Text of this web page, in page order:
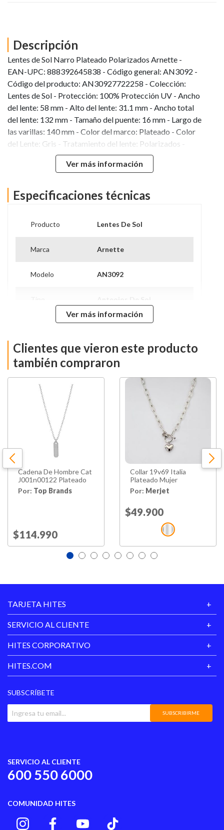
Descripción
Lentes de Sol Narro Plateado Polarizados Arnette -
EAN-UPC: 888392645838 - Código general: AN3092 -
Código del producto: AN30927722258 - Colección:
Lentes de Sol - Protección: 100% Protección UV - Ancho
del lente: 58 mm - Alto del lente: 31.1 mm - Ancho total
del lente: 132 mm - Tamaño del puente: 16 mm - Largo de
las varillas: 140 mm - Color del marco: Plateado - Color
del Lente: Gris - Tratamiento del lente: Polarizados -
Material del marco: Metal - Forma: Ovalado - Género:
Hombre - Marca: Arnette - Fabricante: Luxottica - País
Anteojo y Folleto
Ver más información
Especificaciones técnicas
Producto Lentes De Sol
Marca Arnette
Modelo AN3092
Protección UV Si
Género Hombre
Montura
Ancho
Hecho en
Garantía
3 meses por defectos del
producto
Ver más información
Clientes que vieron este producto
también compraron
Cadena De Hombre Cat
J001n00122 Plateado
Por: Top Brands
Price reduced from
$114.990
Collar 19v69 Italia
Plateado Mujer
Por: Merjet
Price reduced from
$49.900
TARJETA HITES
SERVICIO AL CLIENTE
HITES CORPORATIVO
HITES.COM
SUBSCRÍBETE
SUBSCRIBIRME
SERVICIO AL CLIENTE
600 550 6000
COMUNIDAD HITES